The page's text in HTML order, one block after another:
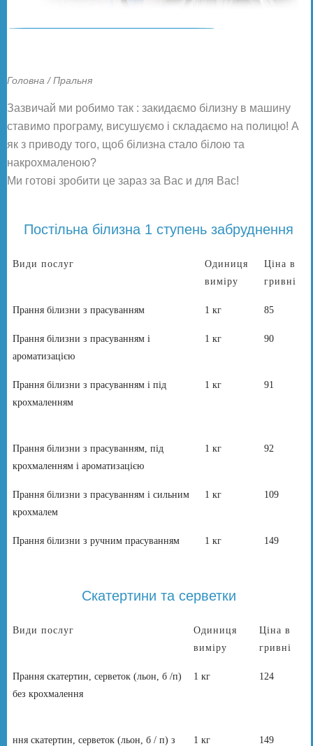
Головна / Пральня
Зазвичай ми робимо так : закидаємо білизну в машину
ставимо програму, висушуємо і складаємо на полицю! А
як з приводу того, щоб білизна стало білою та
накрохмаленою?
Ми готові зробити це зараз за Вас и для Вас!
Постільна білизна 1 ступень забруднення
Види послуг
Одиниця
виміру
Ціна в
гривні
Прання білизни з прасуванням 1 кг 85
Прання білизни з прасуванням і
ароматизацією
1 кг 90
Прання білизни з прасуванням і під
крохмаленням
1 кг 91
Прання білизни з прасуванням, під
крохмаленням і ароматизацією
1 кг 92
Прання білизни з прасуванням і сильним
крохмалем
1 кг 109
Прання білизни з ручним прасуванням 1 кг 149
Скатертини та серветки
Види послуг
Одиниця
виміру
Ціна в
гривні
Прання скатертин, серветок (льон, б /п)
без крохмалення
1 кг 124
ння скатертин, серветок (льон, б / п) з
1 кг 149